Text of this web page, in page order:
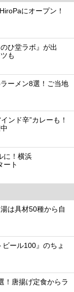
にオープン！
ひ堂ラボ』が出
も
ーメン8選！ご当地
ンド辛”カレーも！
に！横浜
ート
は具材50種から自
ール100』のちょ
！唐揚げ定食からラ